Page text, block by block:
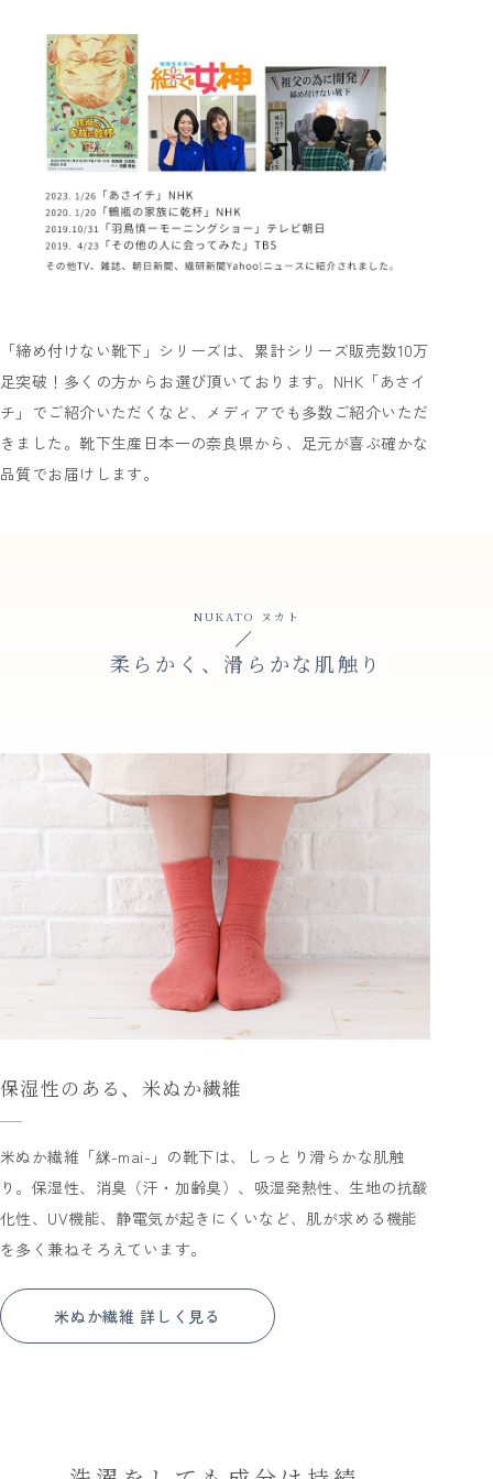
「締め付けない靴下」シリーズは、累計シリーズ販売数10万
足突破！多くの方からお選び頂いております。NHK「あさイ
チ」でご紹介いただくなど、メディアでも多数ご紹介いただ
きました。靴下生産日本一の奈良県から、足元が喜ぶ確かな
品質でお届けします。
NUKATO ヌカト
柔らかく、滑らかな肌触り
保湿性のある、米ぬか繊維
米ぬか繊維「䋛-mai-」の靴下は、しっとり滑らかな肌触
り。保湿性、消臭（汗・加齢臭）、吸湿発熱性、生地の抗酸
化性、UV機能、静電気が起きにくいなど、肌が求める機能
を多く兼ねそろえています。
米ぬか繊維 詳しく見る